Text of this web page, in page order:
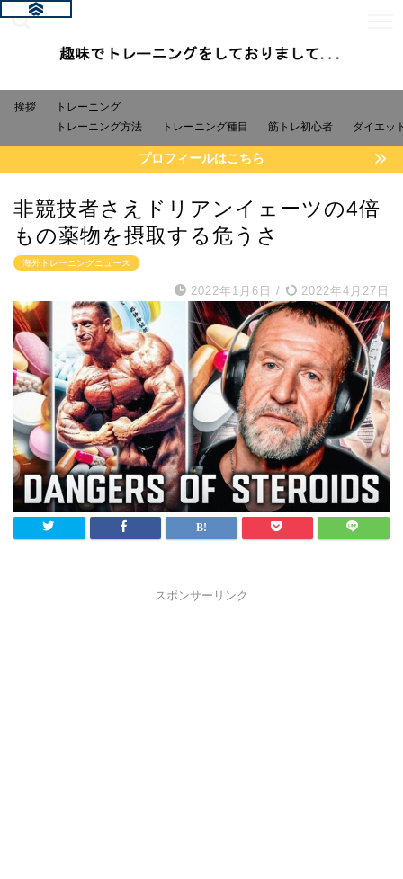
挨拶
トレーニング
トレーニング方法
トレーニング種目 筋トレ初心者 ダイエッ
プロフィールはこちら
非競技者さえドリアンイェーツの4倍
もの薬物を摂取する危うさ
海外トレーニングニュース
2022年1月6日 / 2022年4月27日
スポンサーリンク